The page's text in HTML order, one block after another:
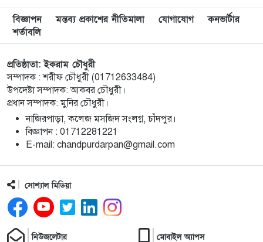
মেরিল প্রথম আলো সমালোচক পুরস্কার ২০২৫ : সেরা
অভিনেতার চূড়ান্ত মনোনয়নে জায়গা করে নিলেন
৯
চাঁদপুরে জাতীয় বিজ্ঞান ও প্রযুক্তি সপ্তাহ উদযাপনের
লক্ষে প্রস্তুতিমূলক সভা
১০
বাংলা নববর্ষ আমাদের বাঙালি সংস্কৃতি ও ঐতিহ্যের
প্রাণের উৎসব : চাঁদপুর জেলা প্রশাসক
১১
চাঁদপুর শহরের হাসান আলী উচ্চ বিদ্যালয় মাঠ সংরক্ষণ
ও উন্নয়নে ৩৫ লাখ টাকার কাজ শুরু
১২
মতলব উত্তরে প্রেমিকের বাড়িতে বিয়ের দাবিতে
১৩
বিজ্ঞাপন মন্তব্য প্রকাশের নীতিমালা যোগাযোগ
কনভার্টার
শর্তাবলি
প্রতিষ্ঠাতা: ইকরাম চৌধুরী
সম্পাদক : শরীফ চৌধুরী (01712633484)
উপদেষ্টা সম্পাদক: আকবর চৌধুরী।
প্রধান সম্পাদক: মুনির চৌধুরী।
নাজিরপাড়া, কলেজ মসজিদ সংলগ্ন, চাঁদপুর।
‎বিজ্ঞাপন : 01712281221
‎E-mail: chandpurdarpan@gmail.com
সোশ্যাল মিডিয়া
নিউজলেটার মোবাইল অ্যাপস